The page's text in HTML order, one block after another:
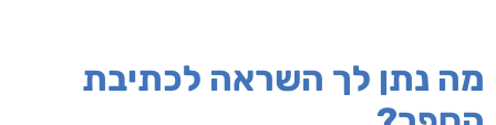
מה נתן לך השראה לכתיבת